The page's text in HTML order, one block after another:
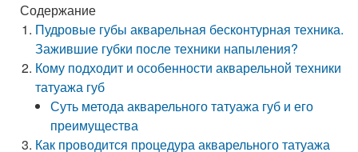
Содержание
Пудровые губы акварельная бесконтурная техника.
Зажившие губки после техники напыления?
Кому подходит и особенности акварельной техники
татуажа губ
Суть метода акварельного татуажа губ и его
преимущества
Как проводится процедура акварельного татуажа